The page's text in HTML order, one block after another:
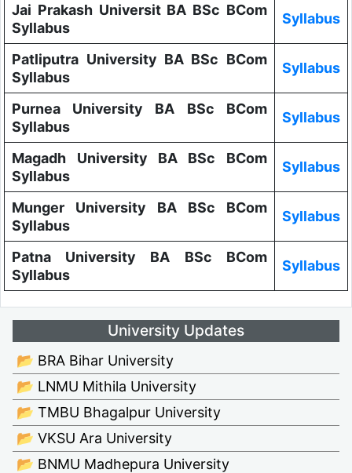
Jai Prakash Universit BA BSc BCom
Syllabus
Syllabus
Patliputra University BA BSc BCom
Syllabus
Syllabus
Purnea University BA BSc BCom
Syllabus
Syllabus
Magadh University BA BSc BCom
Syllabus
Syllabus
Munger University BA BSc BCom
Syllabus
Syllabus
Patna University BA BSc BCom
Syllabus
Syllabus
University Updates
📂 BRA Bihar University
📂 LNMU Mithila University
📂 TMBU Bhagalpur University
📂 VKSU Ara University
📂 BNMU Madhepura University